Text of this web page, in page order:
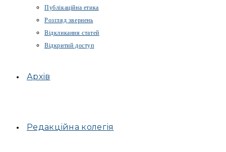
Публікаційна етика
Розгляд звернень
Відкликання статей
Відкритий доступ
Архів
Редакційна колегія